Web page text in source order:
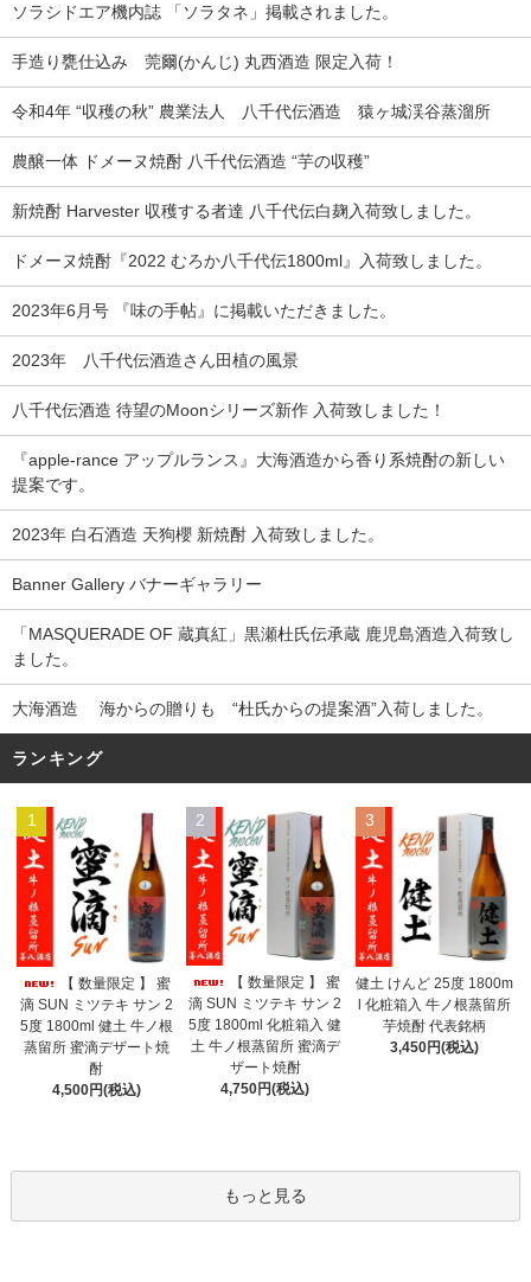
ソラシドエア機内誌 「ソラタネ」掲載されました。
手造り甕仕込み 莞爾(かんじ) 丸西酒造 限定入荷！
令和4年 “収穫の秋” 農業法人 八千代伝酒造 猿ヶ城渓谷蒸溜所
農醸一体 ドメーヌ焼酎 八千代伝酒造 “芋の収穫”
新焼酎 Harvester 収穫する者達 八千代伝白麹入荷致しました。
ドメーヌ焼酎『2022 むろか八千代伝1800ml』入荷致しました。
2023年6月号 『味の手帖』に掲載いただきました。
2023年 八千代伝酒造さん田植の風景
八千代伝酒造 待望のMoonシリーズ新作 入荷致しました！
『apple-rance アップルランス』大海酒造から香り系焼酎の新しい
提案です。
2023年 白石酒造 天狗櫻 新焼酎 入荷致しました。
Banner Gallery バナーギャラリー
「MASQUERADE OF 蔵真紅」黒瀬杜氏伝承蔵 鹿児島酒造入荷致し
ました。
大海酒造 海からの贈りも “杜氏からの提案酒”入荷しました。
ランキング
1
【 数量限定 】 蜜
滴 SUN ミツテキ サン 2
5度 1800ml 健土 牛ノ根
蒸留所 蜜滴デザート焼
酎
4,500円(税込)
2
【 数量限定 】 蜜
滴 SUN ミツテキ サン 2
5度 1800ml 化粧箱入 健
土 牛ノ根蒸留所 蜜滴デ
ザート焼酎
4,750円(税込)
3
健土 けんど 25度 1800m
l 化粧箱入 牛ノ根蒸留所
芋焼酎 代表銘柄
3,450円(税込)
もっと見る